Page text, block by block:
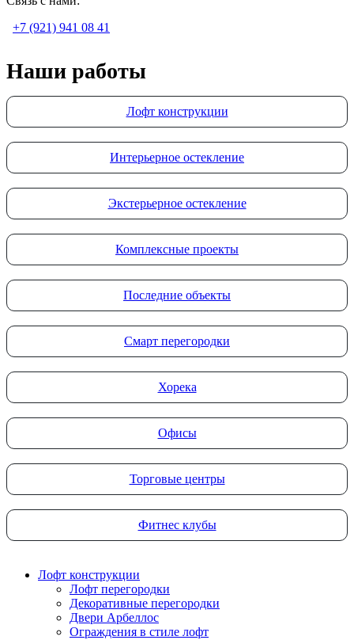
+7 (921) 941 08 41
Наши работы
Лофт конструкции
Интерьерное остекление
Экстерьерное остекление
Комплексные проекты
Последние объекты
Смарт перегородки
Хорека
Офисы
Торговые центры
Фитнес клубы
Лофт конструкции
Лофт перегородки
Декоративные перегородки
Двери Арбеллос
Ограждения в стиле лофт